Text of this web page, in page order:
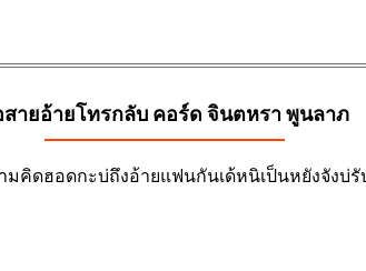
สายอ้ายโทรกลับ คอร์ด จินตหรา พูนลาภ
คิดฮอดกะบ่ถึงอ้ายแฟนกันเด้หนิเป็นหยังจังบ่